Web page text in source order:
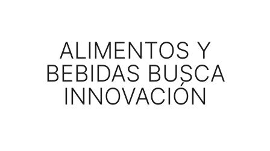
ALIMENTOS Y
BEBIDAS BUSCA
INNOVACIÓN